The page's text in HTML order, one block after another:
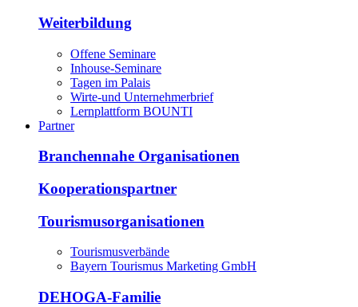
Weiterbildung
Offene Seminare
Inhouse-Seminare
Tagen im Palais
Wirte-und Unternehmerbrief
Lernplattform BOUNTI
Partner
Branchennahe Organisationen
Kooperationspartner
Tourismusorganisationen
Tourismusverbände
Bayern Tourismus Marketing GmbH
DEHOGA-Familie